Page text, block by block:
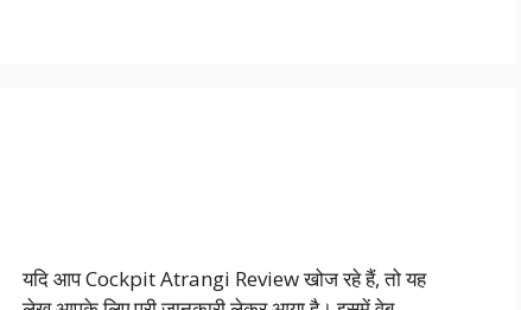
यदि आप Cockpit Atrangi Review खोज रहे हैं, तो यह